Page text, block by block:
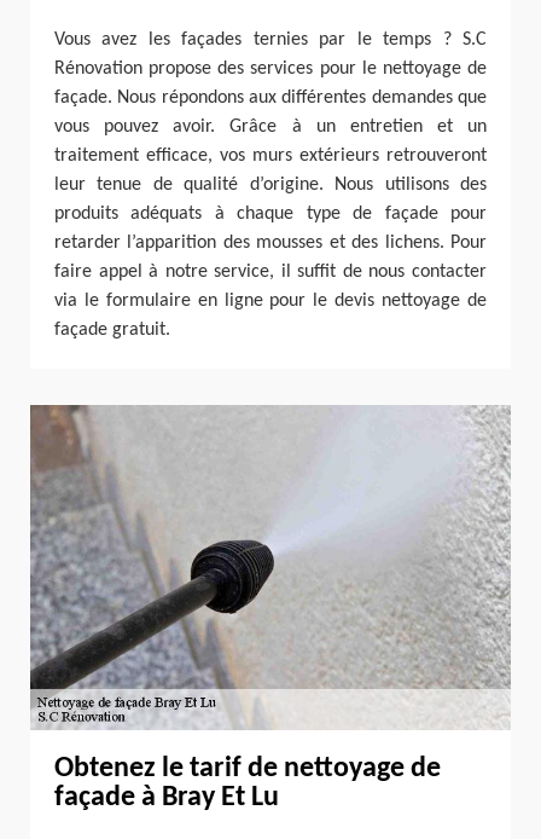
Vous avez les façades ternies par le temps ? S.C
Rénovation propose des services pour le nettoyage de
façade. Nous répondons aux différentes demandes que
vous pouvez avoir. Grâce à un entretien et un
traitement efficace, vos murs extérieurs retrouveront
leur tenue de qualité d’origine. Nous utilisons des
produits adéquats à chaque type de façade pour
retarder l’apparition des mousses et des lichens. Pour
faire appel à notre service, il suffit de nous contacter
via le formulaire en ligne pour le devis nettoyage de
façade gratuit.
Obtenez le tarif de nettoyage de
façade à Bray Et Lu